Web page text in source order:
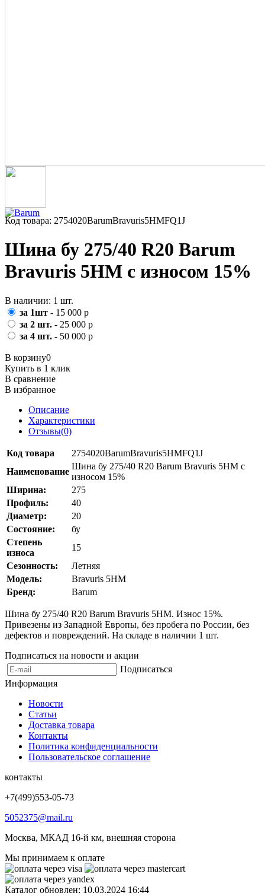
Код товара: 2754020BarumBravuris5HMFQ1J
Шина бу 275/40 R20 Barum
Bravuris 5HM с износом 15%
В наличии: 1 шт.
за 1шт - 15 000 р
за 2 шт. - 25 000 р
за 4 шт. - 50 000 р
В корзину0
Купить в 1 клик
В сравнение
В избранное
Описание
Характеристики
Отзывы(0)
Код товара
2754020BarumBravuris5HMFQ1J
Наименование
Шина бу 275/40 R20 Barum Bravuris 5HM с
износом 15%
Ширина:
275
Профиль:
40
Диаметр:
20
Состояние:
бу
Степень
износа
15
Сезонность:
Летняя
Модель:
Bravuris 5HM
Бренд:
Barum
Шина бу 275/40 R20 Barum Bravuris 5HM. Износ 15%.
Привезены из Западной Европы, без пробега по России, без
дефектов и повреждений. На складе в наличии 1 шт.
Подписаться на новости и акции
Подписаться
Информация
Новости
Статьи
Доставка товара
Контакты
Политика конфиденциальности
Пользовательское соглашение
контакты
+7(499)553-05-73
5052375@mail.ru
Москва, МКАД 16-й км, внешняя сторона
Мы принимаем к оплате
Каталог обновлен: 10.03.2024 16:44